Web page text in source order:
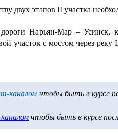
двух этапов II участка
дороги Нарьян-Мар –
участок с мостом через
каналом чтобы быть в курсе
чтобы быть в курсе